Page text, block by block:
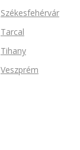
Székesfehérvár
Tarcal
Tihany
Veszprém